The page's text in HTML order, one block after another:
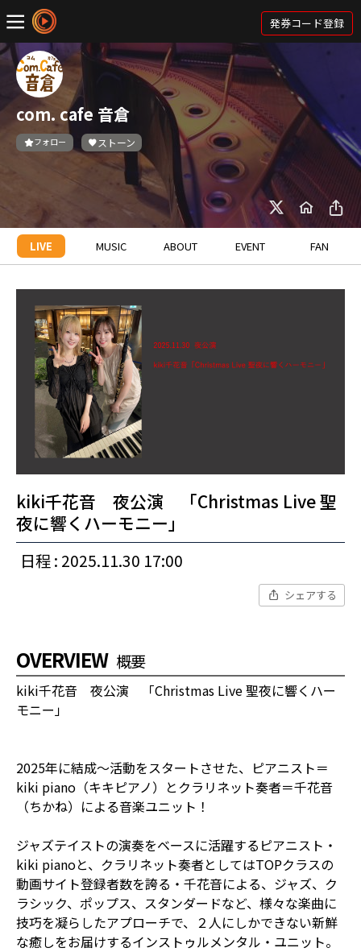
発券コード登録
com. cafe 音倉
フォロー ストーン
LIVE MUSIC ABOUT EVENT FAN
kiki千花音 夜公演 「Christmas Live 聖
夜に響くハーモニー」
日程 : 2025.11.30 17:00
シェアする
OVERVIEW 概要
kiki千花音 夜公演 「Christmas Live 聖夜に響くハー
モニー」
2025年に結成～活動をスタートさせた、ピアニスト＝
kiki piano（キキピアノ）とクラリネット奏者＝千花音
（ちかね）による音楽ユニット！
ジャズテイストの演奏をベースに活躍するピアニスト・
kiki pianoと、クラリネット奏者としてはTOPクラスの
動画サイト登録者数を誇る・千花音による、ジャズ、ク
ラシック、ポップス、スタンダードなど、様々な楽曲に
技巧を凝らしたアプローチで、２人にしかできない新鮮
な癒しをお届けするインストゥルメンタル・ユニット。